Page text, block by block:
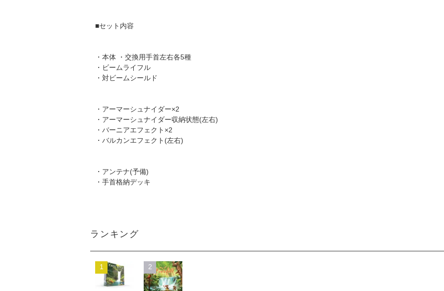
■セット内容
・本体 ・交換用手首左右各5種
・ビームライフル
・対ビームシールド
・アーマーシュナイダー×2
・アーマーシュナイダー収納状態(左右)
・バーニアエフェクト×2
・バルカンエフェクト(左右)
・アンテナ(予備)
・手首格納デッキ
ランキング
1 2